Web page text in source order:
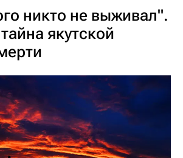
никто не выживал".
якутской